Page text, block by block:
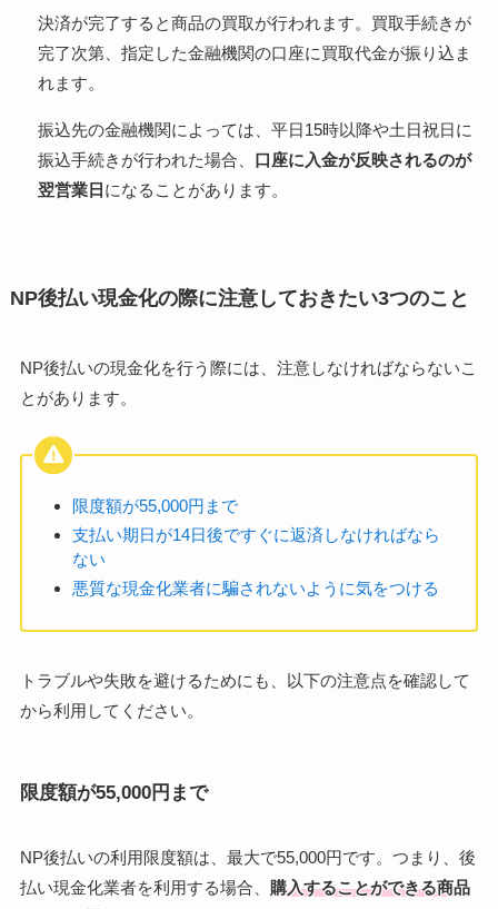
決済が完了すると商品の買取が行われます。買取手続きが
完了次第、指定した金融機関の口座に買取代金が振り込ま
れます。
振込先の金融機関によっては、平日15時以降や土日祝日に
振込手続きが行われた場合、 口座に入金が反映されるのが
翌営業日 になることがあります。
NP後払い現金化の際に注意しておきたい3つのこと
NP後払いの現金化を行う際には、注意しなければならないこ
とがあります。
限度額が55,000円まで
支払い期日が14日後ですぐに返済しなければなら
ない
悪質な現金化業者に騙されないように気をつける
トラブルや失敗を避けるためにも、以下の注意点を確認して
から利用してください。
限度額が55,000円まで
NP後払いの利用限度額は、最大で55,000円です。つまり、後
払い現金化業者を利用する場合、
購入することができる商品